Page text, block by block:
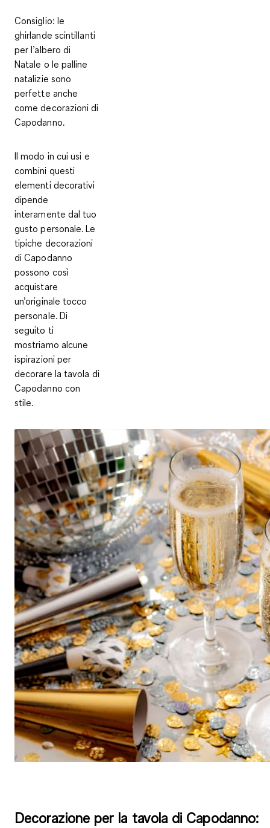
Consiglio: le
ghirlande scintillanti
per l’albero di
Natale o le palline
natalizie sono
perfette anche
come decorazioni di
Capodanno.
Il modo in cui usi e
combini questi
elementi decorativi
dipende
interamente dal tuo
gusto personale. Le
tipiche decorazioni
di Capodanno
possono così
acquistare
un’originale tocco
personale. Di
seguito ti
mostriamo alcune
ispirazioni per
decorare la tavola di
Capodanno con
stile.
Decorazione per la tavola di Capodanno: